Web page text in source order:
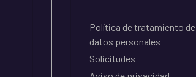
Política de tratamiento de
datos personales
Solicitudes